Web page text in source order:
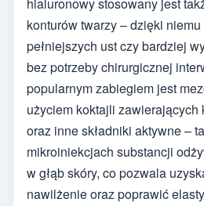
konturów twarzy – dzięki
pełniejszych ust czy bardziej
bez potrzeby chirurgicznej
popularnym zabiegiem jest
użyciem koktajli
oraz inne składniki aktywne –
mikroiniekcjach substancji
w głąb skóry, co pozwala
nawilżenie oraz poprawić